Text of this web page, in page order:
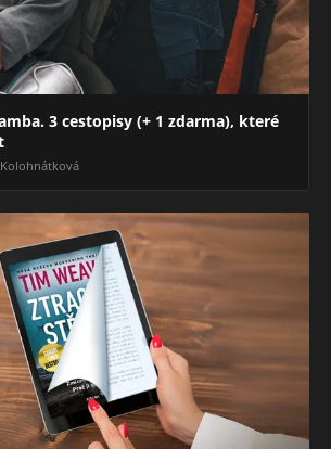
3 cestopisy (+ 1 zdarma), které